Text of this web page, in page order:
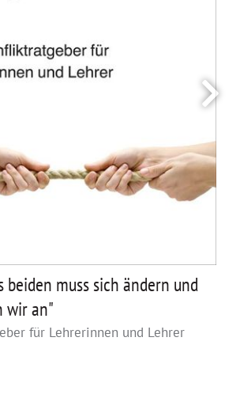
beiden muss sich ändern und
wir an"
für Lehrerinnen und Lehrer